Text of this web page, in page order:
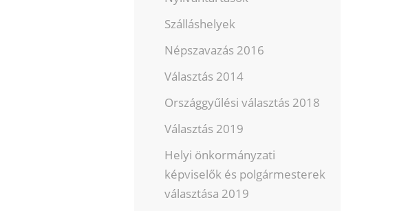
Szálláshelyek
Népszavazás 2016
Választás 2014
Országgyűlési választás 2018
Választás 2019
Helyi önkormányzati
képviselők és polgármesterek
választása 2019